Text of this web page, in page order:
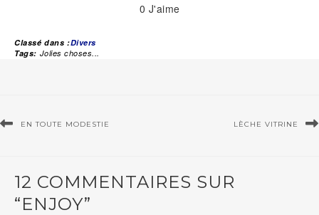
0 J'aime
Classé dans :Divers
Tags: Jolies choses...
EN TOUTE MODESTIE LÈCHE VITRINE
12 COMMENTAIRES SUR
“ENJOY”